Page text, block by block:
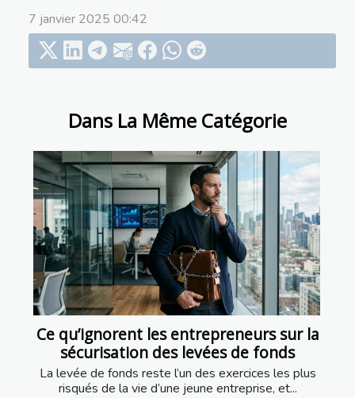
Dans La Même Catégorie
Ce qu’ignorent les entrepreneurs sur la
sécurisation des levées de fonds
La levée de fonds reste l’un des exercices les plus
risqués de la vie d’une jeune entreprise, et...
7 janvier 2025 00:42